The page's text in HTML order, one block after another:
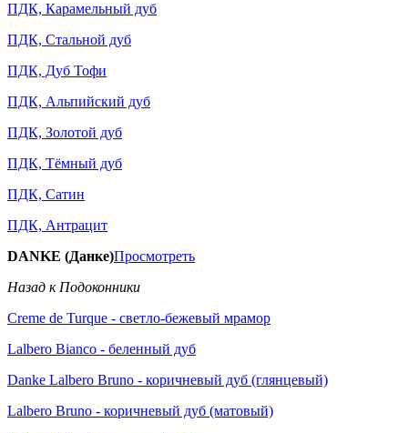
ПДК, Карамельный дуб
ПДК, Стальной дуб
ПДК, Дуб Тофи
ПДК, Альпийский дуб
ПДК, Золотой дуб
ПДК, Тёмный дуб
ПДК, Сатин
ПДК, Антрацит
DANKE (Данке)Просмотреть
Назад к Подоконники
Creme de Turque - светло-бежевый мрамор
Lalbero Bianco - беленный дуб
Danke Lalbero Bruno - коричневый дуб (глянцевый)
Lalbero Bruno - коричневый дуб (матовый)